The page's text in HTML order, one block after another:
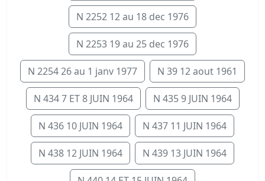
N 2252 12 au 18 dec 1976
N 2253 19 au 25 dec 1976
N 2254 26 au 1 janv 1977 N 39 12 aout 1961
N 434 7 ET 8 JUIN 1964 N 435 9 JUIN 1964
N 436 10 JUIN 1964 N 437 11 JUIN 1964
N 438 12 JUIN 1964 N 439 13 JUIN 1964